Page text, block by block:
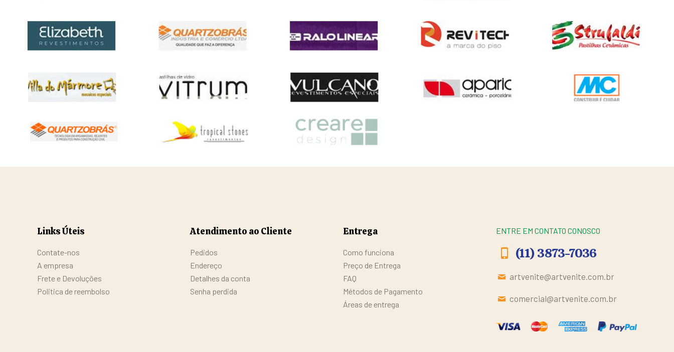
Links Úteis
Contate-nos
A empresa
Frete e Devoluções
Politica de reembolso
Atendimento ao Cliente
Pedidos
Endereço
Detalhes da conta
Senha perdida
Entrega
Como funciona
Preço de Entrega
FAQ
Métodos de Pagamento
Áreas de entrega
ENTRE EM CONTATO CONOSCO
(11) 3873-7036
artvenite@artvenite.com.br
comercial@artvenite.com.br